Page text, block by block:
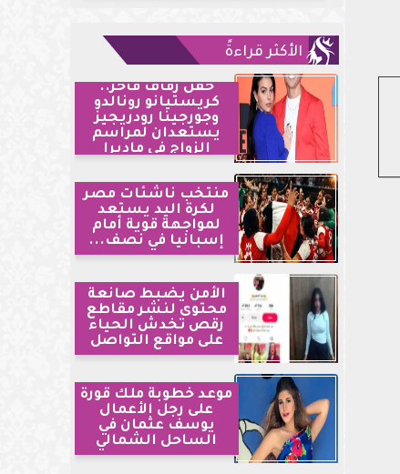
الأكثر قراءةً
حفل زفاف فاخر..
كريستيانو رونالدو
وجورجينا رودريجيز
يستعدان لمراسم
الزواج في ماديرا
منتخب ناشئات مصر
لكرة اليد يستعد
لمواجهة قوية أمام
إسبانيا في نصف...
الأمن يضبط صانعة
محتوى لنشر مقاطع
رقص تخدش الحياء
على مواقع التواصل
موعد خطوبة ملك قورة
على رجل الأعمال
يوسف عثمان في
الساحل الشمالي